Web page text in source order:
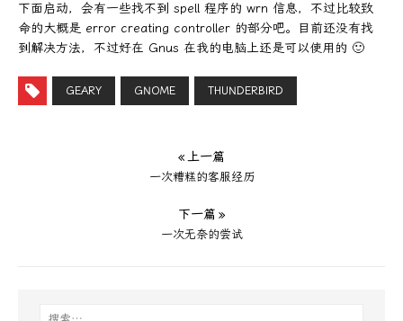
下面启动，会有一些找不到 spell 程序的 wrn 信息，不过比较致
命的大概是 error creating controller 的部分吧。目前还没有找
到解决方法，不过好在 Gnus 在我的电脑上还是可以使用的 🙂
GEARY GNOME THUNDERBIRD
« 上一篇
一次糟糕的客服经历
下一篇 »
一次无奈的尝试